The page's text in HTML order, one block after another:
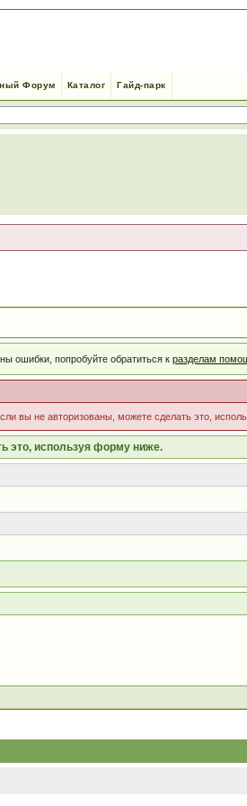
Форум Каталог Гайд-парк
ошибки, попробуйте обратиться кразделам
вы не авторизованы, можете сделать это,
это, используя форму ниже.